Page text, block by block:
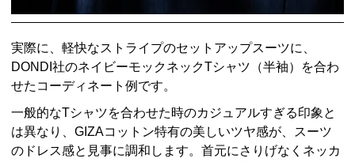
実際に、軽快なストライプのセットアップスーツに、
DONDI社のネイビーモックネックTシャツ（半袖）を合わ
せたコーディネート例です。
一般的なTシャツを合わせた時のカジュアルすぎる印象と
は異なり、GIZAコットン特有の美しいツヤ感が、スーツ
のドレス感と見事に調和します。首元にさりげなくネッカ